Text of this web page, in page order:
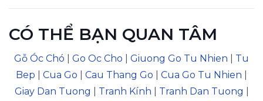
CÓ THỂ BẠN QUAN TÂM
Gỗ Óc Chó Go Oc Cho Giuong Go Tu Nhien
Tu
Bep
Cua Go Cau Thang Go Cua Go Tu Nhien
Giay Dan Tuong
Tranh Kính Tranh Dan Tuong